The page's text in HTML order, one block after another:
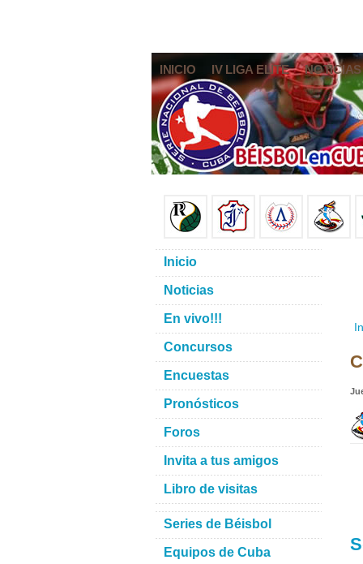
INICIO IV LIGA ELITE NOTICIAS
Inicio
Noticias
En vivo!!!
Concursos
Encuestas
Pronósticos
Foros
Invita a tus amigos
Libro de visitas
Series de Béisbol
Equipos de Cuba